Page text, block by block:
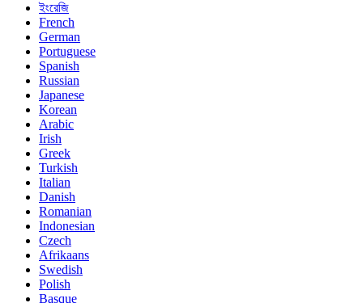
ইংরেজি
French
German
Portuguese
Spanish
Russian
Japanese
Korean
Arabic
Irish
Greek
Turkish
Italian
Danish
Romanian
Indonesian
Czech
Afrikaans
Swedish
Polish
Basque